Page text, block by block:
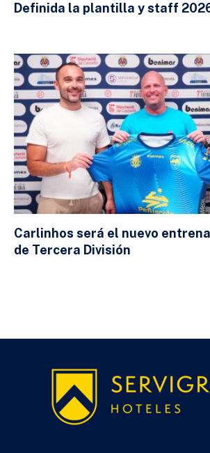
Definida la plantilla y staff
Carlinhos será el nuevo
de Tercera División